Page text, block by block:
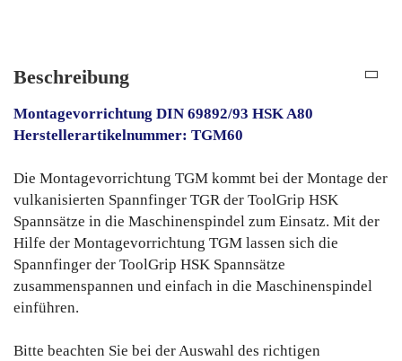
Beschreibung
Montagevorrichtung DIN 69892/93 HSK A80
Herstellerartikelnummer: TGM60
Die Montagevorrichtung TGM kommt bei der Montage der
vulkanisierten Spannfinger TGR der ToolGrip HSK
Spannsätze in die Maschinenspindel zum Einsatz. Mit der
Hilfe der Montagevorrichtung TGM lassen sich die
Spannfinger der ToolGrip HSK Spannsätze
zusammenspannen und einfach in die Maschinenspindel
einführen.
Bitte beachten Sie bei der Auswahl des richtigen